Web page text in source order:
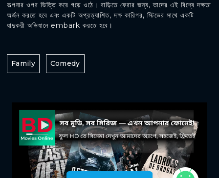
কল্পনার ওপর ভিত্তি করে গড়ে ওঠে। বাড়িতে ফেরার জন্য, তাদের এই বিশ্বে দক্ষতা
অর্জন করতে হবে এবং একটি অপ্রত্যাশিত, দক্ষ কারিগর, স্টিভের সাথে একটি
যাদুকরী অভিযানে embark করতে হবে।
Family Comedy